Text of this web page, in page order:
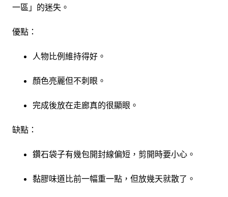
一區」的迷失。
優點：
人物比例維持得好。
顏色亮麗但不刺眼。
完成後放在走廊真的很顯眼。
缺點：
鑽石袋子有幾包開封線偏短，剪開時要小心。
黏膠味道比前一幅重一點，但放幾天就散了。